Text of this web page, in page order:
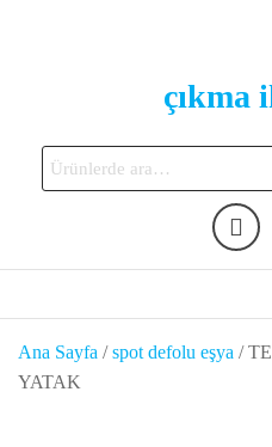
çıkma
Ara:
Ana Sayfa /spot defolu eşya /
YATAK